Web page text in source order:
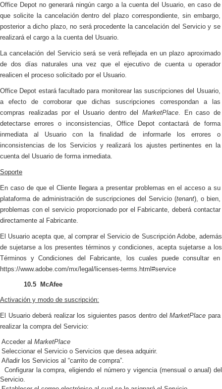
Office Depot no generará ningún cargo a la cuenta del Usuario, en caso de
que solicite la cancelación dentro del plazo correspondiente, sin embargo,
posterior a dicho plazo, no será procedente la cancelación del Servicio y se
realizará el cargo a la cuenta del Usuario.
La cancelación del Servicio será se verá reflejada en un plazo aproximado
de dos días naturales una vez que el ejecutivo de cuenta u operador
realicen el proceso solicitado por el Usuario.
Office Depot estará facultado para monitorear las suscripciones del Usuario,
a efecto de corroborar que dichas suscripciones correspondan a las
compras realizadas por el Usuario dentro delMarketPlace. En caso de
detectarse errores o inconsistencias, Office Depot contactará de forma
inmediata al Usuario con la finalidad de informarle los errores o
inconsistencias de los Servicios y realizará los ajustes pertinentes en la
cuenta del Usuario de forma inmediata.
Soporte
En caso de que el Cliente llegara a presentar problemas en el acceso a su
plataforma de administración de suscripciones del Servicio (tenant), o bien,
problemas con el servicio proporcionado por el Fabricante, deberá contactar
directamente al Fabricante.
El Usuario acepta que, al comprar el Servicio de Suscripción Adobe, además
de sujetarse a los presentes términos y condiciones, acepta sujetarse a los
Términos y Condiciones del Fabricante, los cuales puede consultar en
https://www.adobe.com/mx/legal/licenses-terms.html#service
10.5 McAfee
Activación y modo de suscripción:
El Usuario deberá realizar los siguientes pasos dentro delMarketPlace para
realizar la compra del Servicio:
Acceder al MarketPlace
Seleccionar el Servicio o Servicios que desea adquirir.
Añadir los Servicios al “carrito de compra”.
Configurar la compra, eligiendo el número y vigencia (mensual o anual) del
Servicio.